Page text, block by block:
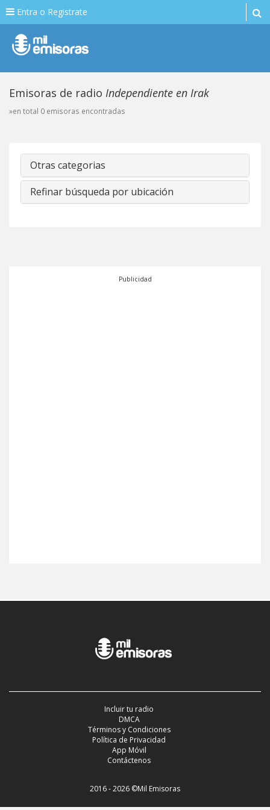
Entra o Registrate
Emisoras de radio Independiente en Irak
»en total 0 emisoras encontradas
Otras categorias
Refinar búsqueda por ubicación
Publicidad
Incluir tu radio
DMCA
Términos y Condiciones
Política de Privacidad
App Móvil
Contáctenos
2016 - 2026 ©Mil Emisoras